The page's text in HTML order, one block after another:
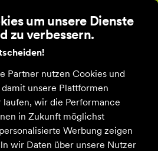
um unsere Dienste
zu verbessern.
Partner nutzen Cookies und
unsere Plattformen
laufen, wir die Performance
in Zukunft möglichst
Werbung zeigen
wir Daten über unsere Nutzer
Kleidung Bademode